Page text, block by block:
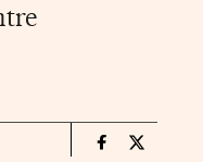
Companias